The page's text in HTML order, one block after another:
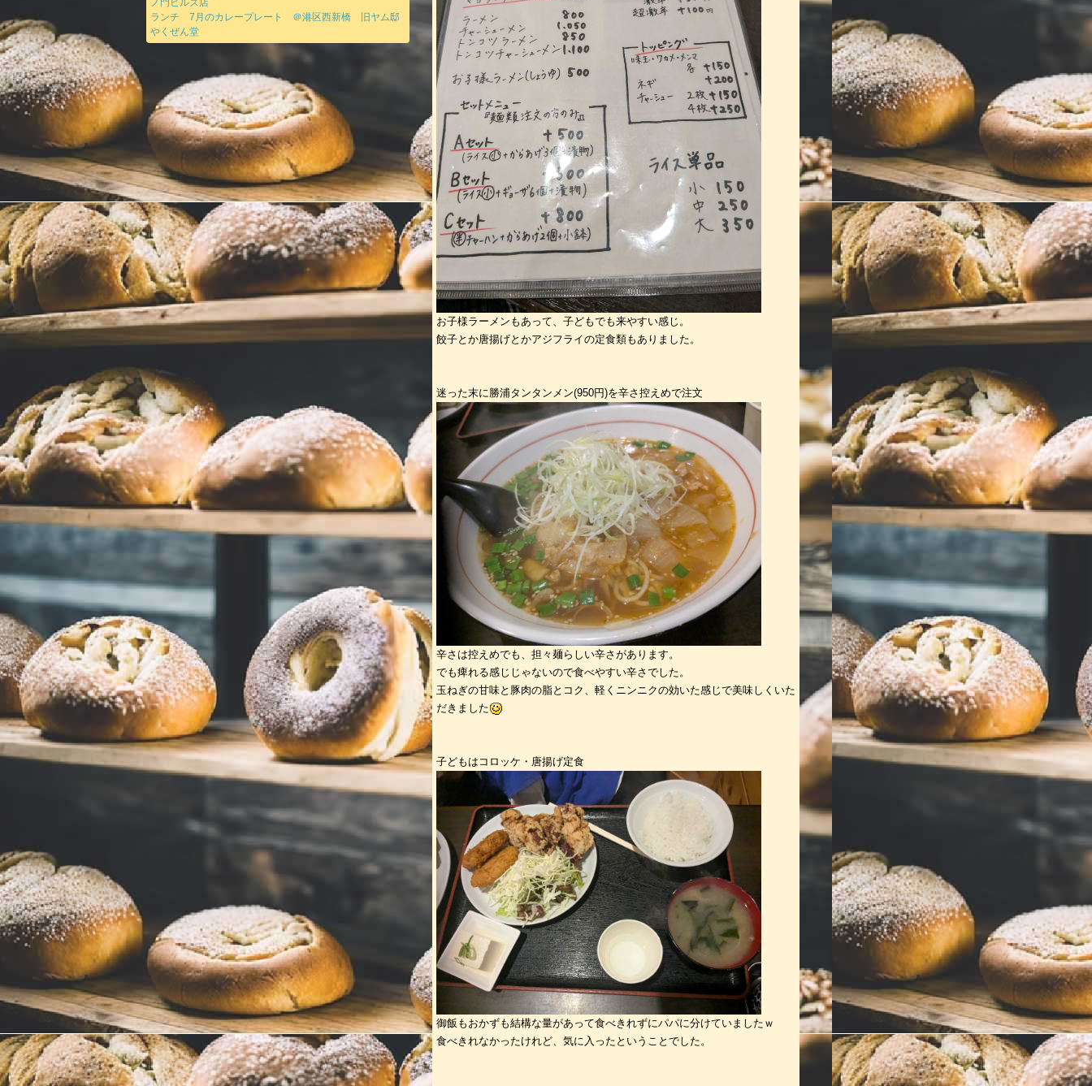
ノ門ヒルズ店
ランチ 7月のカレープレート ＠港区西新橋 旧ヤム邸
やくぜん堂
お子様ラーメンもあって、子どもでも来やすい感じ。
餃子とか唐揚げとかアジフライの定食類もありました。
迷った末に勝浦タンタンメン(950円)を辛さ控えめで注文
辛さは控えめでも、担々麺らしい辛さがあります。
でも痺れる感じじゃないので食べやすい辛さでした。
玉ねぎの甘味と豚肉の脂とコク、軽くニンニクの効いた感じで美味しくいた
だきました
子どもはコロッケ・唐揚げ定食
御飯もおかずも結構な量があって食べきれずにパパに分けていましたｗ
食べきれなかったけれど、気に入ったということでした。